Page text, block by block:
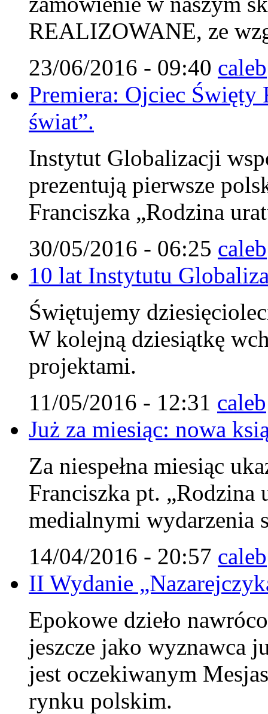
REALIZOWANE, ze
23/06/2016 - 09:40 caleb
Premiera: Ojciec Święty
świat”.
Instytut Globalizacji
prezentują pierwsze
Franciszka „Rodzina
30/05/2016 - 06:25 caleb
10 lat Instytutu
Świętujemy
W kolejną dziesiątkę
projektami.
11/05/2016 - 12:31 caleb
Już za miesiąc: nowa
Za niespełna miesiąc
Franciszka pt. „Rodzina
medialnymi wydarzenia
14/04/2016 - 20:57 caleb
II Wydanie
Epokowe dzieło
jeszcze jako wyznawca
jest oczekiwanym
rynku polskim.